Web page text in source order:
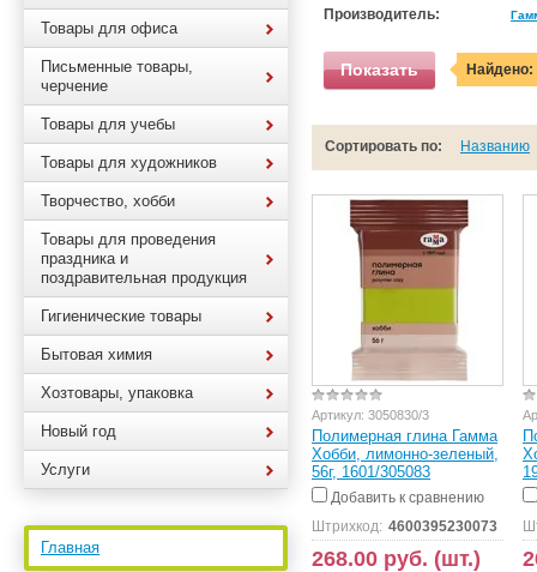
Товары для офиса
Письменные товары,
черчение
Товары для учебы
Товары для художников
Творчество, хобби
Товары для проведения
праздника и
поздравительная продукция
Гигиенические товары
Бытовая химия
Хозтовары, упаковка
Новый год
Услуги
Главная
Производитель:
Показать Найдено:
Сортировать по: Названию
Артикул: 3050830/3
Полимерная глина Гамма
Хобби, лимонно-зеленый,
56г, 1601/305083
Добавить к сравнению
Штрихкод: 4600395230073
268.00 руб. (шт.)